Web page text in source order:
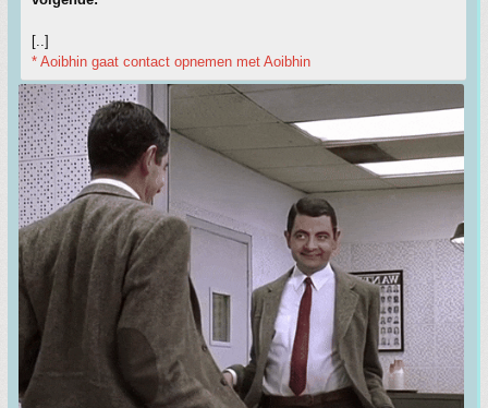
[..]
* Aoibhin gaat contact opnemen met Aoibhin